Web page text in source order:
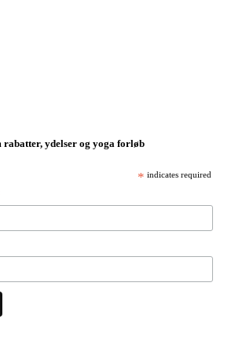
ydelser og yoga forløb
* indicates required